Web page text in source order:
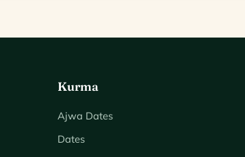
Kurma
Ajwa Dates
Dates